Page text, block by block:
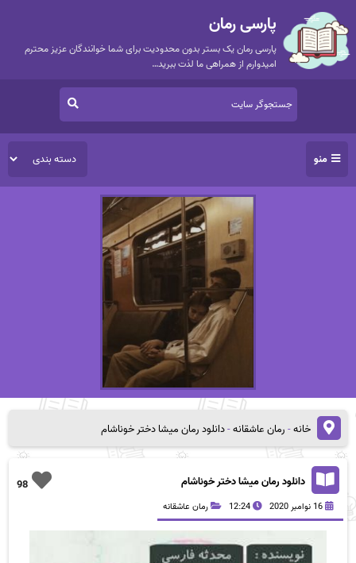
پارسی رمان
پارسی رمان یک بستر بدون محدودیت برای شما خوانندگان عزیز محترم
امیدوارم از همراهی ما لذت ببرید…
منو
خانه-رمان عاشقانه-دانلود رمان میشا دختر خوناشام
98 دانلود رمان میشا دختر خوناشام
16 نوامبر 2020 12:24 رمان عاشقانه